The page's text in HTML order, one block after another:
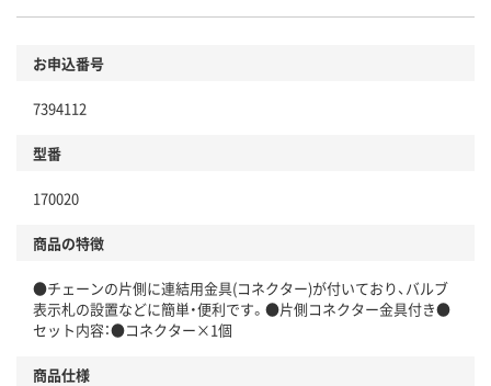
お申込番号
7394112
型番
170020
商品の特徴
●チェーンの片側に連結用金具(コネクター)が付いており、バルブ
表示札の設置などに簡単・便利です。●片側コネクター金具付き●
セット内容：●コネクター×1個
商品仕様